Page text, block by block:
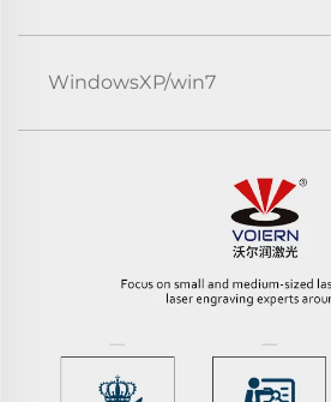
WindowsXP/win7